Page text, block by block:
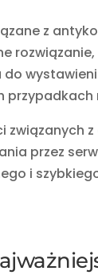
z
do
przypadkach
związanych
przez
i